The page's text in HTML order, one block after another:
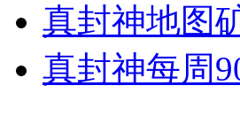
真封神地图
真封神每周